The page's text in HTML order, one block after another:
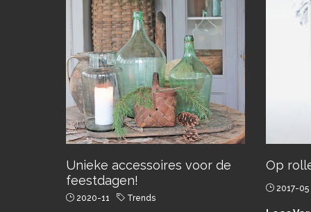
Unieke accessoires voor de
feestdagen!
2020-11 Trends
Op
2017-05